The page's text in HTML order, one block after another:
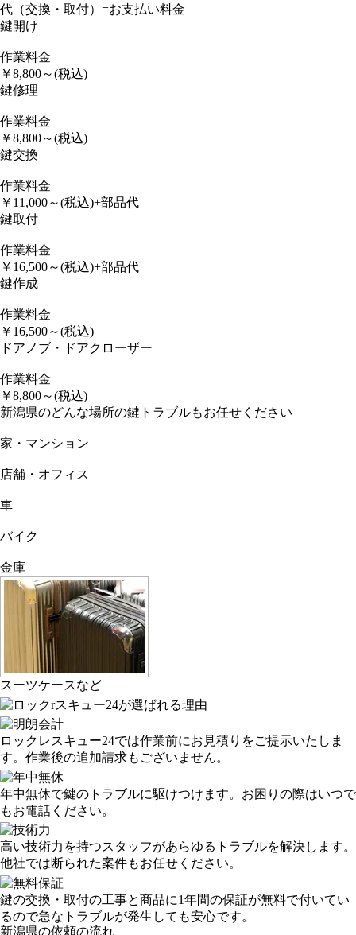
鍵開け
作業料金
￥8,800～(税込)
鍵修理
作業料金
￥8,800～(税込)
鍵交換
作業料金
￥ 11,000～(税込)+部品代
鍵取付
作業料金
￥ 16,500～(税込)+部品代
鍵作成
作業料金
￥ 16,500～(税込)
ドアノブ・ドアクローザー
作業料金
￥8,800～(税込)
新潟県のどんな場所の鍵トラブルもお任せください
家・マンション
店舗・オフィス
車
バイク
金庫
スーツケースなど
ロックレスキュー24では作業前にお見積りをご提示いたしま
す。作業後の追加請求もございません。
年中無休で鍵のトラブルに駆けつけます。お困りの際はいつで
もお電話ください。
高い技術力を持つスタッフがあらゆるトラブルを解決します。
他社では断られた案件もお任せください。
鍵の交換・取付の工事と商品に1年間の保証が無料で付いてい
るので急なトラブルが発生しても安心です。
新潟県の依頼の流れ